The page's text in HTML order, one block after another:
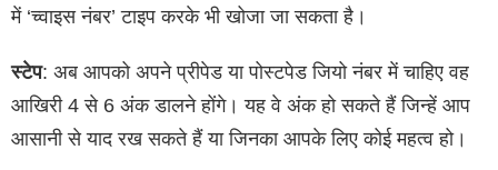
में ‘च्वाइस नंबर’ टाइप करके भी खोजा जा सकता है।
स्टेप: अब आपको अपने प्रीपेड या पोस्टपेड जियो नंबर में चाहिए वह
आखिरी 4 से 6 अंक डालने होंगे। यह वे अंक हो सकते हैं जिन्हें आप
आसानी से याद रख सकते हैं या जिनका आपके लिए कोई महत्व हो।